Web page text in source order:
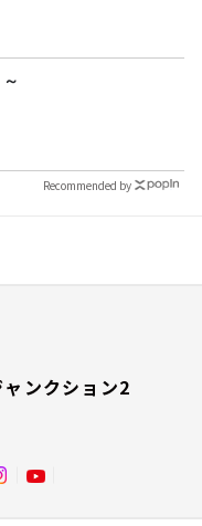
Recommended by
ンクション2